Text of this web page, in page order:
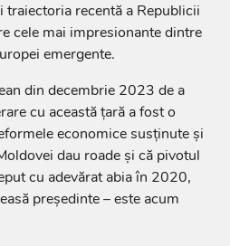
recentă a Republicii
cele mai impresionante dintre
emergente.
din decembrie 2023 de a
cu această țară a fost o
economice susținute și
dau roade și că pivotul
cu adevărat abia în 2020,
președinte – este acum